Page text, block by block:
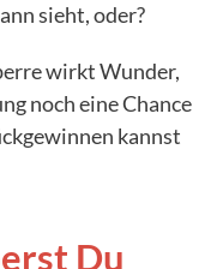
sieht, oder?
wirkt Wunder,
noch eine Chance
kannst
Du